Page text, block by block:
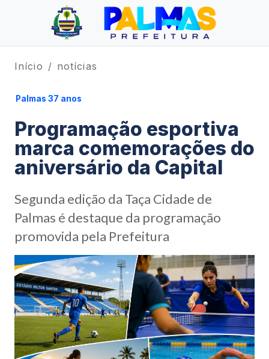
Início notícias
Palmas 37 anos
Programação esportiva
marca comemorações do
aniversário da Capital
Segunda edição da Taça Cidade de
Palmas é destaque da programação
promovida pela Prefeitura